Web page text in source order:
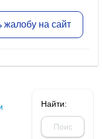
жалобу на сайт
Найти: